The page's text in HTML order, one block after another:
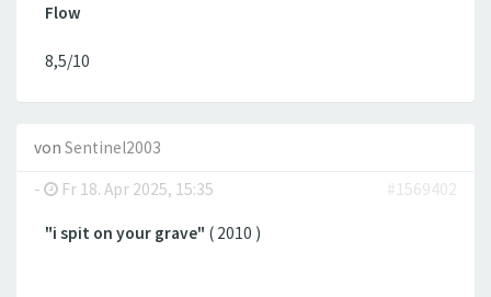
Flow
8,5/10
von Sentinel2003
-
Fr 18. Apr 2025, 15:35 #1569402
"i spit on your grave" ( 2010 )